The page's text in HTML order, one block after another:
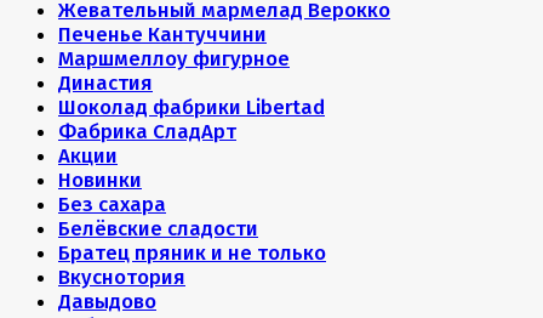
Жевательный мармелад Верокко
Печенье Кантуччини
Маршмеллоу фигурное
Династия
Шоколад фабрики Libertad
Фабрика СладАрт
Акции
Новинки
Без сахара
Белёвские сладости
Братец пряник и не только
Вкуснотория
Давыдово